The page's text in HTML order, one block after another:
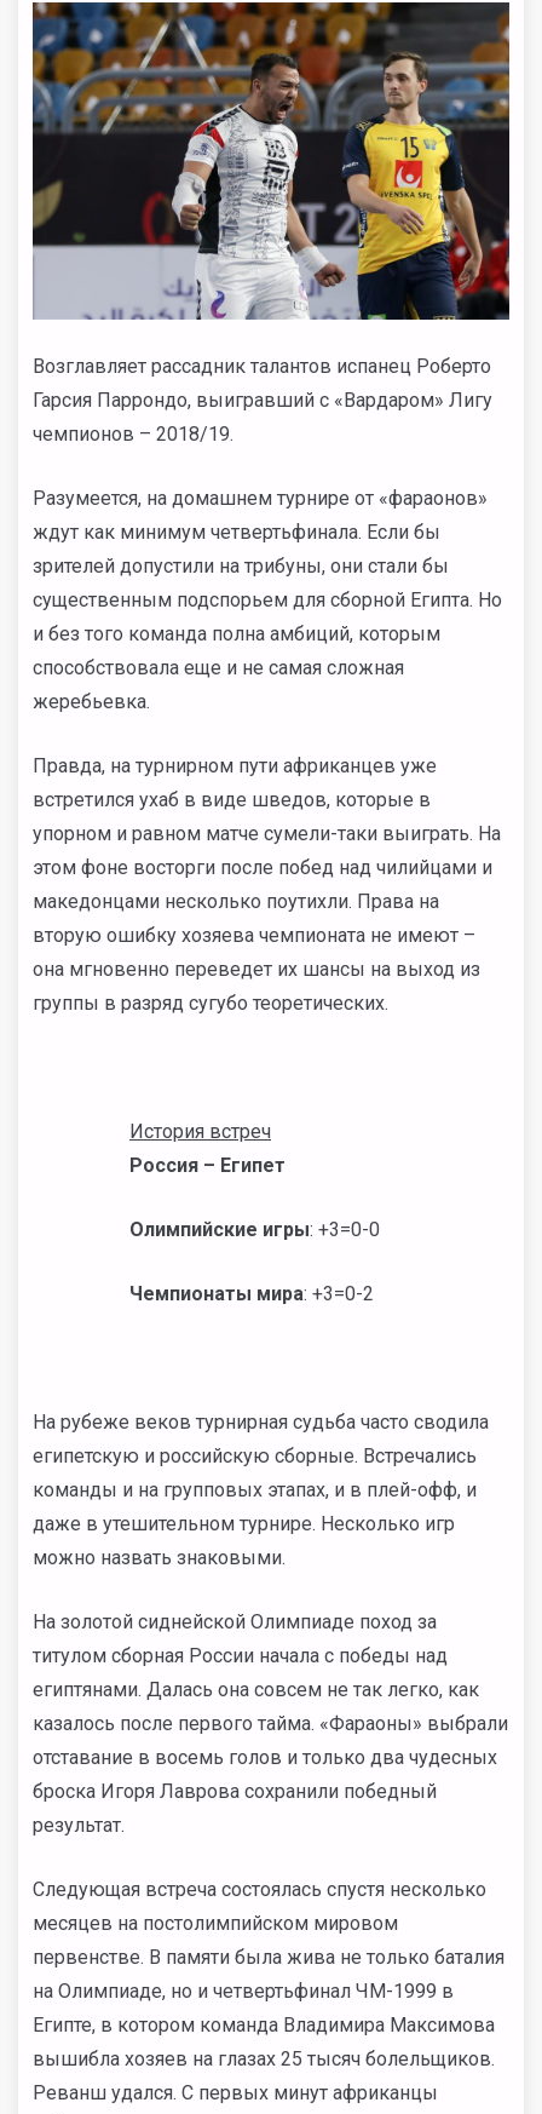
Возглавляет рассадник талантов испанец Роберто
Гарсия Паррондо, выигравший с «Вардаром» Лигу
чемпионов – 2018/19.
Разумеется, на домашнем турнире от «фараонов»
ждут как минимум четвертьфинала. Если бы
зрителей допустили на трибуны, они стали бы
существенным подспорьем для сборной Египта. Но
и без того команда полна амбиций, которым
способствовала еще и не самая сложная
жеребьевка.
Правда, на турнирном пути африканцев уже
встретился ухаб в виде шведов, которые в
упорном и равном матче сумели-таки выиграть. На
этом фоне восторги после побед над чилийцами и
македонцами несколько поутихли. Права на
вторую ошибку хозяева чемпионата не имеют –
она мгновенно переведет их шансы на выход из
группы в разряд сугубо теоретических.
История встреч
Россия – Египет
Олимпийские игры: +3=0-0
Чемпионаты мира: +3=0-2
На рубеже веков турнирная судьба часто сводила
египетскую и российскую сборные. Встречались
команды и на групповых этапах, и в плей-офф, и
даже в утешительном турнире. Несколько игр
можно назвать знаковыми.
На золотой сиднейской Олимпиаде поход за
титулом сборная России начала с победы над
египтянами. Далась она совсем не так легко, как
казалось после первого тайма. «Фараоны» выбрали
отставание в восемь голов и только два чудесных
броска Игоря Лаврова сохранили победный
результат.
Следующая встреча состоялась спустя несколько
месяцев на постолимпийском мировом
первенстве. В памяти была жива не только баталия
на Олимпиаде, но и четвертьфинал ЧМ-1999 в
Египте, в котором команда Владимира Максимова
вышибла хозяев на глазах 25 тысяч болельщиков.
Реванш удался. С первых минут африканцы